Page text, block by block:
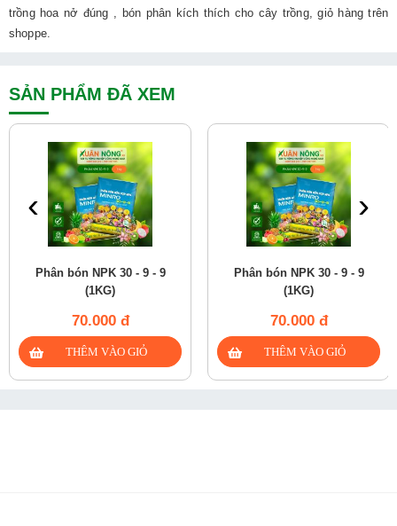
trồng hoa nở đúng , bón phân kích thích cho cây trồng, giỏ hàng trên
shoppe.
SẢN PHẨM ĐÃ XEM
Phân bón NPK 30 - 9 - 9
(1KG)
70.000 đ
Phân bón NPK 30 - 9 - 9
(1KG)
70.000 đ
‹ ›